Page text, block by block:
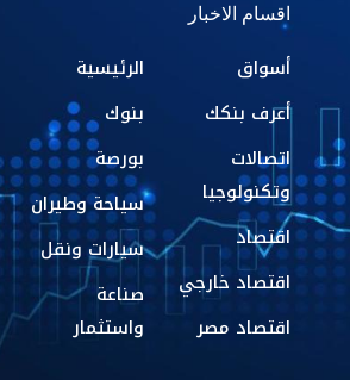
اقسام الاخبار
أسواق
أعرف بنكك
اتصالات
وتكنولوجيا
اقتصاد
اقتصاد خارجي
اقتصاد مصر
الرئيسية
بنوك
بورصة
سياحة وطيران
سيارات ونقل
صناعة
واستثمار